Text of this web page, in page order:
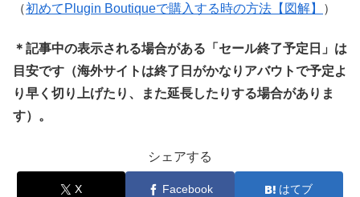
（初めてPlugin Boutiqueで購入する時の方法【図解】 ）
＊記事中の表示される場合がある「セール終了予定日」は
目安です（海外サイトは終了日がかなりアバウトで予定よ
り早く切り上げたり、また延長したりする場合がありま
す）。
シェアする
X Facebook はてブ